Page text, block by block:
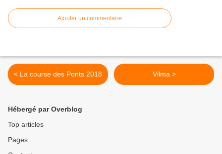
Ajouter un commentaire
< La course des Ponts 2018 Vilma >
Hébergé par Overblog
Top articles
Pages